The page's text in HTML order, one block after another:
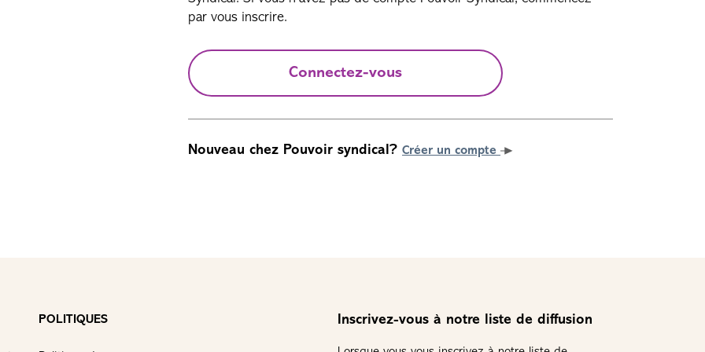
par vous inscrire.
Connectez-vous
Nouveau chez Pouvoir syndical? Créer un compte
POLITIQUES Inscrivez-vous à notre liste de diffusion